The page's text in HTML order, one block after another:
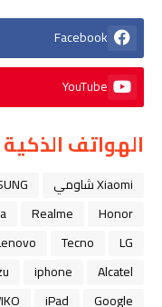
Facebook
YouTube
الهواتف الذكية
Xiaomi شاومي
Honor
Realme
LG
Tecno
Alcatel
iphone
Google
iPad